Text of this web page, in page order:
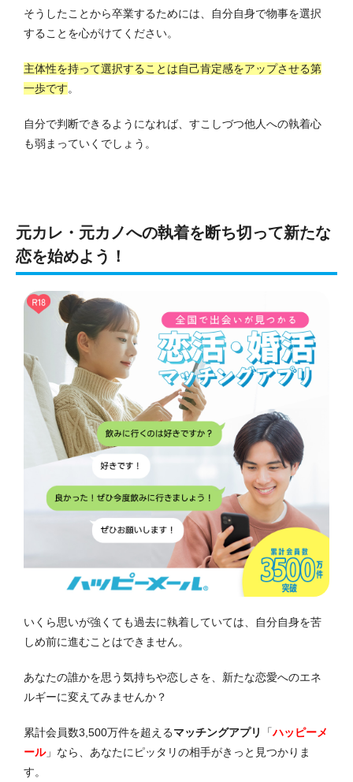
そうしたことから卒業するためには、自分自身で物事を選択
することを心がけてください。
主体性を持って選択することは自己肯定感をアップさせる第
一歩です。
自分で判断できるようになれば、すこしづつ他人への執着心
も弱まっていくでしょう。
元カレ・元カノへの執着を断ち切って新たな
恋を始めよう！
いくら思いが強くても過去に執着していては、自分自身を苦
しめ前に進むことはできません。
あなたの誰かを思う気持ちや恋しさを、新たな恋愛へのエネ
ルギーに変えてみませんか？
累計会員数3,500万件を超えるマッチングアプリ 「ハッピーメ
ール」なら、あなたにピッタリの相手がきっと見つかりま
す。